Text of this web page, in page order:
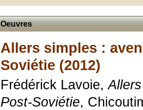
Oeuvres
Allers simples :
Soviétie (2012)
Frédérick Lavoie,
Post-Soviétie,